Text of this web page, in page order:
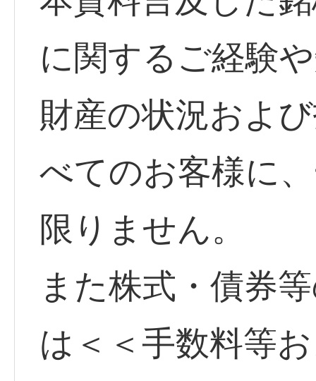
に関するご経験
財産の状況およ
べてのお客様に
限りません。
また株式・債券
は＜＜手数料等